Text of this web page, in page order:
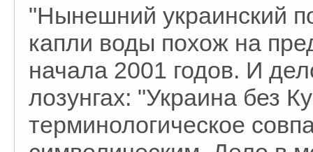
"Нынешний украинский
капли воды похож на
начала 2001 годов. И
лозунгах: "Украина без
терминологическое